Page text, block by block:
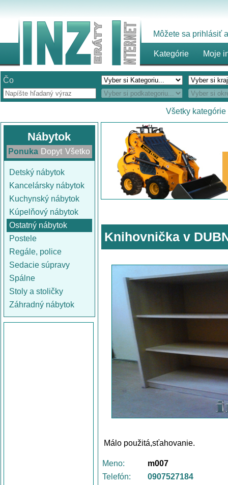
Môžete sa prihlásiť
Kategórie Moje
Čo
Všetky kategórie
Nábytok
Ponuka Dopyt Všetko
Detský nábytok
Kancelársky nábytok
Kuchynský nábytok
Kúpelňový nábytok
Ostatný nábytok
Postele
Regále, police
Sedacie súpravy
Spálne
Stoly a stoličky
Záhradný nábytok
Knihovnička v
Málo použitá,sťahovanie.
Meno:
m007
Telefón:
0907527184